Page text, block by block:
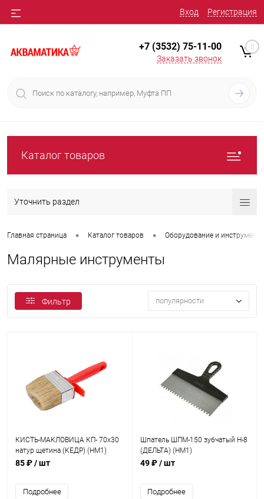
Вход Регистрация
+7 (3532) 75-11-00
Заказать звонок
0
Каталог товаров
Уточнить раздел
Главная страница • Каталог товаров • Оборудование и
Малярные инструменты
Фильтр популярности
КИСТЬ-МАКЛОВИЦА КП- 70х30
натур щетина (КЕДР) (НМ1)
85 ₽/ шт
Подробнее
Шпатель ШПМ-150 зубчатый Н-8
(ДЕЛЬТА) (НМ1)
49 ₽/ шт
Подробнее